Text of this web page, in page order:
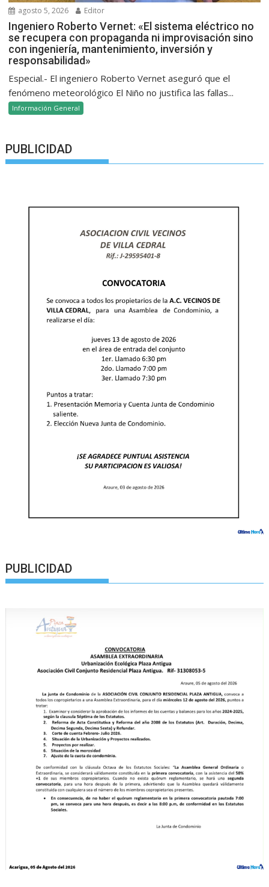
agosto 5, 2026 Editor
Ingeniero Roberto Vernet: «El sistema eléctrico no
se recupera con propaganda ni improvisación sino
con ingeniería, mantenimiento, inversión y
responsabilidad»
Especial.- El ingeniero Roberto Vernet aseguró que el
fenómeno meteorológico El Niño no justifica las fallas...
Información General
PUBLICIDAD
PUBLICIDAD